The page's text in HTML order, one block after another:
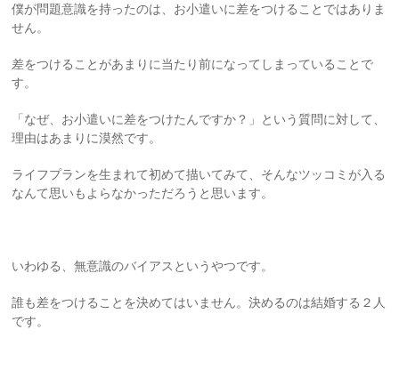
僕が問題意識を持ったのは、お小遣いに差をつけることではありま
せん。
差をつけることがあまりに当たり前になってしまっていることで
す。
「なぜ、お小遣いに差をつけたんですか？」という質問に対して、
理由はあまりに漠然です。
ライフプランを生まれて初めて描いてみて、そんなツッコミが入る
なんて思いもよらなかっただろうと思います。
いわゆる、無意識のバイアスというやつです。
誰も差をつけることを決めてはいません。決めるのは結婚する２人
です。